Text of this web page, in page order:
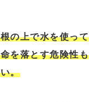
の上で水を使って
を落とす危険性も
。